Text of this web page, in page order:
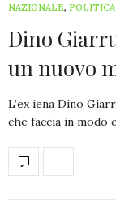
NAZIONALE, POLITICA
Dino
un nuovo
L’ex iena Dino
che faccia in modo